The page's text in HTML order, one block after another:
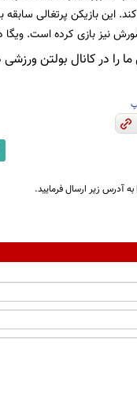
این بازیکن پرتغالی سابقه
را در کانال بولتن ورزشی
آدرس زیر ارسال فرمایید.